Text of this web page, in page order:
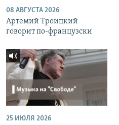
08 АВГУСТА 2026
Артемий Троицкий
говорит по-французски
25 ИЮЛЯ 2026